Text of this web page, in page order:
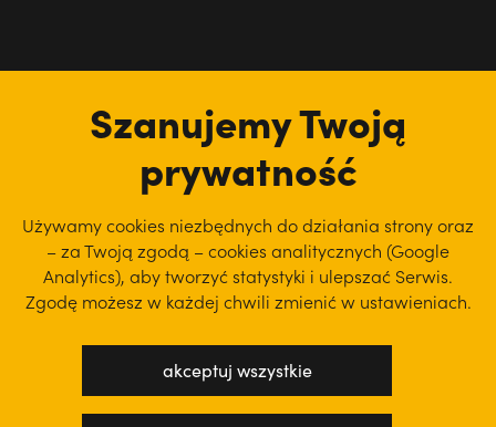
regulamin serwisu
Szanujemy Twoją
prywatność
Używamy cookies niezbędnych do działania strony oraz
– za Twoją zgodą – cookies analitycznych (Google
Analytics), abytworzyć statystyki i ulepszać Serwis.
Zgodę możesz w każdej chwili zmienić w ustawieniach.
akceptuj wszystkie